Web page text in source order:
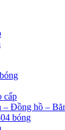
cấp
– Đồng hồ –
bóng